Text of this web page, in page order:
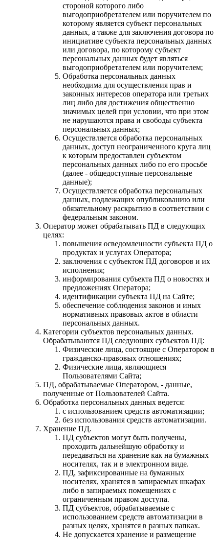
стороной которого либо
выгодоприобретателем или поручителем по
которому является субъект персональных
данных, а также для заключения договора по
инициативе субъекта персональных данных
или договора, по которому субъект
персональных данных будет являться
выгодоприобретателем или поручителем;
Обработка персональных данных
необходима для осуществления прав и
законных интересов оператора или третьих
лиц либо для достижения общественно
значимых целей при условии, что при этом
не нарушаются права и свободы субъекта
персональных данных;
Осуществляется обработка персональных
данных, доступ неограниченного круга лиц
к которым предоставлен субъектом
персональных данных либо по его просьбе
(далее - общедоступные персональные
данные);
Осуществляется обработка персональных
данных, подлежащих опубликованию или
обязательному раскрытию в соответствии с
федеральным законом.
Оператор может обрабатывать ПД в следующих
целях:
повышения осведомленности субъекта ПД о
продуктах и услугах Оператора;
заключения с субъектом ПД договоров и их
исполнения;
информирования субъекта ПД о новостях и
предложениях Оператора;
идентификации субъекта ПД на Сайте;
обеспечение соблюдения законов и иных
нормативных правовых актов в области
персональных данных.
Категории субъектов персональных данных.
Обрабатываются ПД следующих субъектов ПД:
Физические лица, состоящие с Оператором в
гражданско-правовых отношениях;
Физические лица, являющиеся
Пользователями Сайта;
ПД, обрабатываемые Оператором, - данные,
полученные от Пользователей Сайта.
Обработка персональных данных ведется:
с использованием средств автоматизации;
без использования средств автоматизации.
Хранение ПД.
ПД субъектов могут быть получены,
проходить дальнейшую обработку и
передаваться на хранение как на бумажных
носителях, так и в электронном виде.
ПД, зафиксированные на бумажных
носителях, хранятся в запираемых шкафах
либо в запираемых помещениях с
ограниченным правом доступа.
ПД субъектов, обрабатываемые с
использованием средств автоматизации в
разных целях, хранятся в разных папках.
Не допускается хранение и размещение